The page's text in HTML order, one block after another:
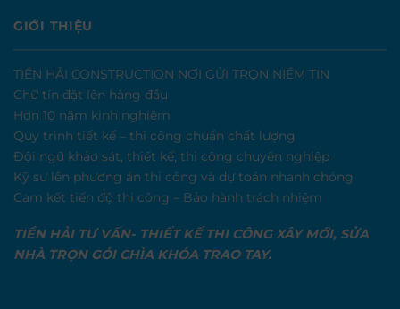
GIỚI THIỆU
TIỀN HẢI CONSTRUCTION NƠI GỬI TRỌN NIỀM TIN
Chữ tín đặt lên hàng đầu
Hơn 10 năm kinh nghiệm
Quy trình tiết kế – thi công chuẩn chất lượng
Đội ngũ khảo sát, thiết kế, thi công chuyên nghiệp
Kỹ sư lên phương án thi công và dự toán nhanh chóng
Cam kết tiến độ thi công – Bảo hành trách nhiệm
TIỀN HẢI TƯ VẤN- THIẾT KẾ THI CÔNG XÂY MỚI, SỬA
NHÀ TRỌN GÓI CHÌA KHÓA TRAO TAY.